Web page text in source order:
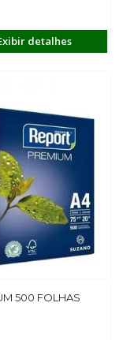
detalhes
500 FOLHAS